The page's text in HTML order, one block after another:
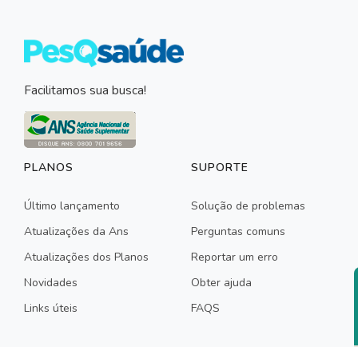
Facilitamos sua busca!
PLANOS
Último lançamento
Atualizações da Ans
Atualizações dos Planos
Novidades
Links úteis
SUPORTE
Solução de problemas
Perguntas comuns
Reportar um erro
Obter ajuda
FAQS